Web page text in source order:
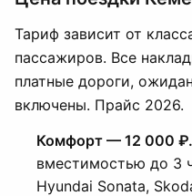
Тариф зависит от
пассажиров. Все
платные дороги,
включены. Прайс 2026.
Комфорт — 12 000 ₽.
вместимостью до 3
Hyundai Sonata,